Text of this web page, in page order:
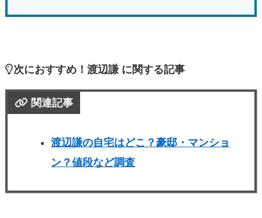
次におすすめ！渡辺謙 に関する記事
関連記事
渡辺謙の自宅はどこ？豪邸・マンショ
ン？値段など調査